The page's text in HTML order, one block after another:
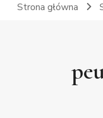
Strona główna